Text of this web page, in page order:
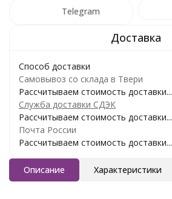
Telegram
Способ доставки
Самовывоз со склада в Твери
Рассчитываем стоимость доставки...
Служба доставки СДЭК
Рассчитываем стоимость доставки...
Почта России
Рассчитываем стоимость доставки...
Описание Характеристики